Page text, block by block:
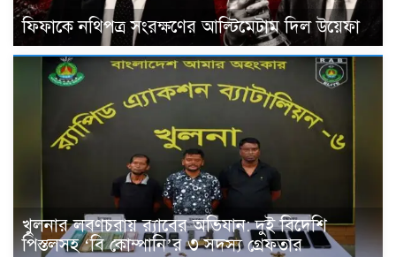
ফিফাকে নথিপত্র সংরক্ষণের আল্টিমেটাম দিল উয়েফা
খুলনার লবণচরায় র‍্যাবের অভিযান: দুই বিদেশি
পিস্তলসহ ‘বি কোম্পানি’র ৩ সদস্য গ্রেফতার